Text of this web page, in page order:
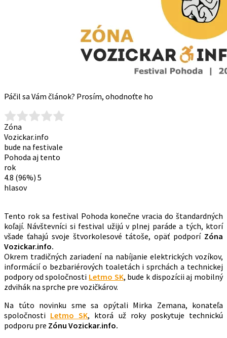
Páčil sa Vám článok? Prosím, ohodnoťte ho
Zóna
Vozickar.info
bude na festivale
Pohoda aj tento
rok
4.8 (96%) 5
hlasov
Tento rok sa festival Pohoda konečne vracia do štandardných
koľají. Návštevníci si festival užijú v plnej paráde a tých, ktorí
všade ťahajú svoje štvorkolesové tátoše, opäť podporí Zóna
Vozickar.info.
Okrem tradičných zariadení na nabíjanie elektrických vozíkov,
informácií o bezbariérových toaletách i sprchách a technickej
podpory od spoločnosti Letmo SK, bude k dispozícii aj mobilný
zdvihák na sprche pre vozičkárov.
Na túto novinku sme sa opýtali Mirka Zemana, konateľa
spoločnosti Letmo SK, ktorá už roky poskytuje technickú
podporu pre Zónu Vozickar.info.